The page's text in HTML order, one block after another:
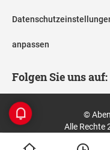
anpassen
Folgen Sie uns auf:
©
Alle Rechte